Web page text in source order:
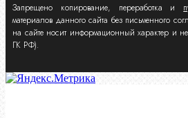
Запрещено копирование, переработка и
материалов данного сайта без письменного
на сайте носит информационный характер и не
ГК РФ).